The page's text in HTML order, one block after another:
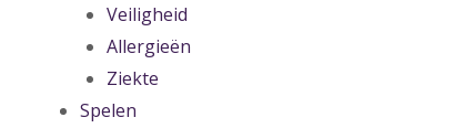
Veiligheid
Allergieën
Ziekte
Spelen